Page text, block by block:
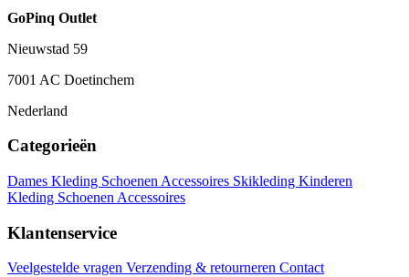
GoPinq Outlet
Nieuwstad 59
7001 AC Doetinchem
Nederland
Categorieën
Dames Kleding Schoenen Accessoires Skikleding Kinderen
Kleding Schoenen Accessoires
Klantenservice
Veelgestelde vragen Verzending & retourneren Contact